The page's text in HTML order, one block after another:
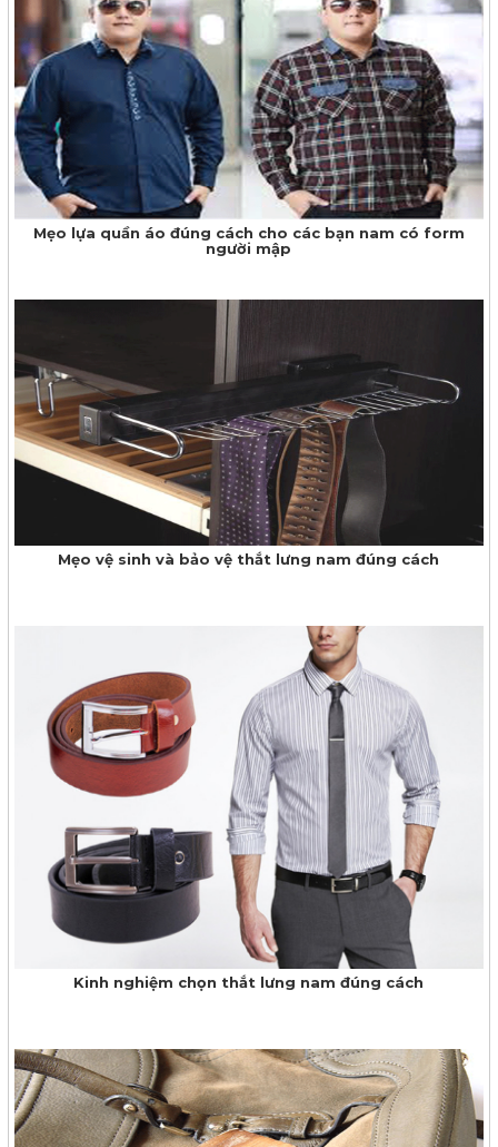
Mẹo lựa quần áo đúng cách cho các bạn nam có form
người mập
Mẹo vệ sinh và bảo vệ thắt lưng nam đúng cách
Kinh nghiệm chọn thắt lưng nam đúng cách